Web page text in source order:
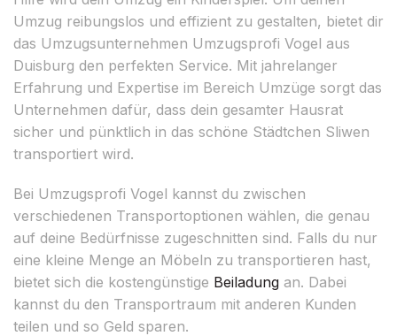
Umzug reibungslos und effizient zu gestalten, bietet dir
das Umzugsunternehmen Umzugsprofi Vogel aus
Duisburg den perfekten Service. Mit jahrelanger
Erfahrung und Expertise im Bereich Umzüge sorgt das
Unternehmen dafür, dass dein gesamter Hausrat
sicher und pünktlich in das schöne Städtchen Sliwen
transportiert wird.
Bei Umzugsprofi Vogel kannst du zwischen
verschiedenen Transportoptionen wählen, die genau
auf deine Bedürfnisse zugeschnitten sind. Falls du nur
eine kleine Menge an Möbeln zu transportieren hast,
bietet sich die kostengünstige Beiladung an. Dabei
kannst du den Transportraum mit anderen Kunden
teilen und so Geld sparen.